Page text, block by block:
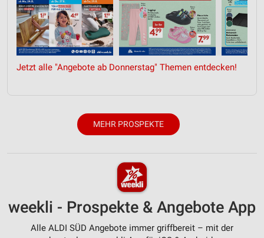
Jetzt alle "Angebote ab Donnerstag" Themen entdecken!
MEHR PROSPEKTE
weekli - Prospekte & Angebote App
Alle ALDI SÜD Angebote immer griffbereit – mit der